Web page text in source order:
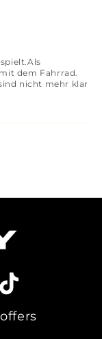
dem Fahrrad.
nicht mehr klar
TikTok